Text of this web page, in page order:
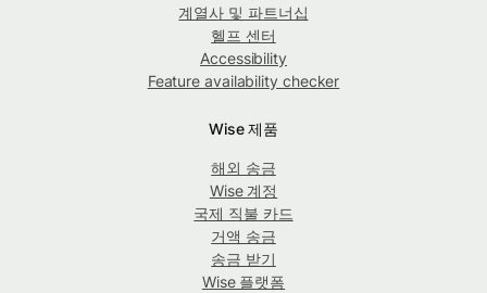
계열사 및 파트너십
헬프 센터
Accessibility
Feature availability checker
Wise 제품
해외 송금
Wise 계정
국제 직불 카드
거액 송금
송금 받기
Wise 플랫폼